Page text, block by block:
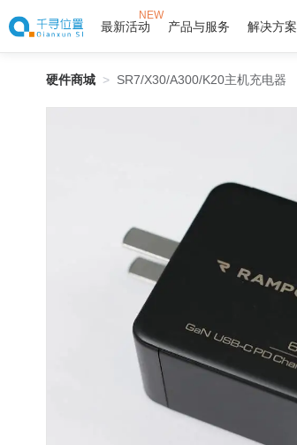
最新活动
NEW
产品与服务 解决方案
硬件商城 > SR7/X30/A300/K20主机充电器